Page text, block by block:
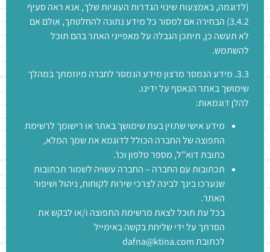
(לדוגמה, באמצעות שינוי הגדרות העוגיות שלך, אנא ראה סעיף
3.4.2) הבחירה אם למסור כל מידע נתונה להחלטתך, אולם אם
לא תעשה כן, תיתכן הגבלה על מאפייני האתר בהם תוכל
להשתמש.
3.3. מידע הנמסר מרצון מידע הנמסר לחברה מיוזמתך במהלך
שימושך באתר הנאסף על ידינו.
להלן דוגמאות:
מידע אישי שתזין בעת שימושך באתר או רישומך לרשימת
התפוצה של החברה הכולל לדוגמא את שמך המלא,
כתובת דוא"ל, מספר טלפון וכו'.
תכתובות עם החברה – החברה עשויה לשמור תכתובות
שנערכו בינך לבינה לצרכי שירות לקוחות, ניהול ושיפור
האתר.
בכל עת תוכל לצאת מרשימת התפוצה ו/או לבקש את
הסרתך על ידי שליחת בקשה באימייל
לכתובת dafna@ktina.com